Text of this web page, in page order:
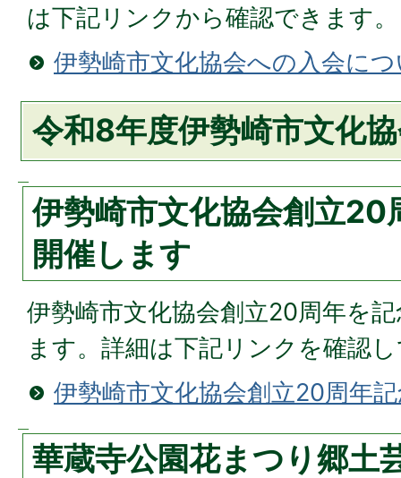
は下記リンクから確認できます。
伊勢崎市文化協会への入会に
令和8年度伊勢崎市文化
伊勢崎市文化協会創立20
開催します
伊勢崎市文化協会創立20周年を
ます。詳細は下記リンクを確認
伊勢崎市文化協会創立20周年
華蔵寺公園花まつり郷土